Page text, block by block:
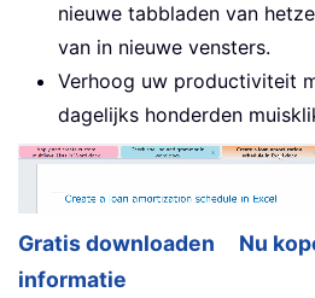
nieuwe tabbladen van
van in nieuwe vensters.
Verhoog uw productiviteit
dagelijks honderden
Gratis downloaden Nu
informatie